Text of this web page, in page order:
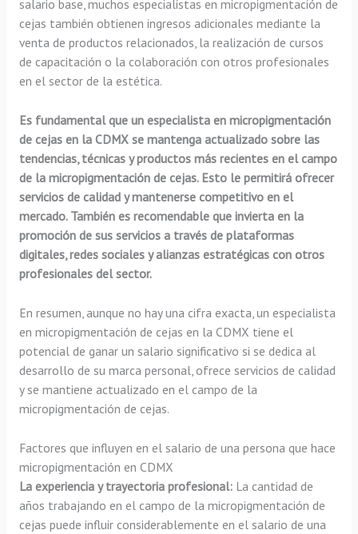
salario base, muchos especialistas en micropigmentación de
cejas también obtienen ingresos adicionales mediante la
venta de productos relacionados, la realización de cursos
de capacitación o la colaboración con otros profesionales
en el sector de la estética.
Es fundamental que un especialista en micropigmentación
de cejas en la CDMX se mantenga actualizado sobre las
tendencias, técnicas y productos más recientes en el campo
de la micropigmentación de cejas. Esto le permitirá ofrecer
servicios de calidad y mantenerse competitivo en el
mercado. También es recomendable que invierta en la
promoción de sus servicios a través de plataformas
digitales, redes sociales y alianzas estratégicas con otros
profesionales del sector.
En resumen, aunque no hay una cifra exacta, un especialista
en micropigmentación de cejas en la CDMX tiene el
potencial de ganar un salario significativo si se dedica al
desarrollo de su marca personal, ofrece servicios de calidad
y se mantiene actualizado en el campo de la
micropigmentación de cejas.
Factores que influyen en el salario de una persona que hace
micropigmentación en CDMX
La experiencia y trayectoria profesional:La cantidad de
años trabajando en el campo de la micropigmentación de
cejas puede influir considerablemente en el salario de una